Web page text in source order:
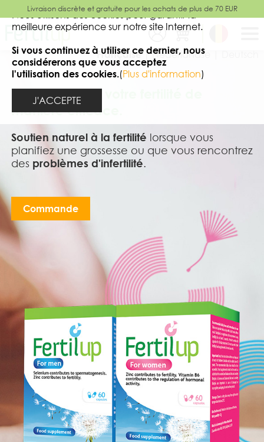
Livraison discrète et gratuite pour les achats de plus de 70 EUR
Française | Nederlandse |
Prenez soin de votre fertilité de
manière efficace.
Soutien naturel à la fertilité lorsque vous
planifiez une grossesse ou que vous rencontrez
des problèmes d'infertilité.
Commande
fermer
Nous utilisons des cookies pour garantir la
meilleure expérience sur notre site Internet.
Si vous continuez à utiliser ce dernier, nous
considérerons que vous acceptez
l'utilisation des cookies.(Plus d'information)
J'ACCEPTE